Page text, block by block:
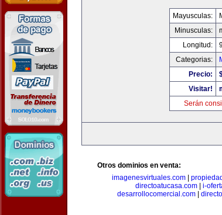
Mayusculas:
Minusculas:
Longitud:
Categorias:
Precio:
Visitar!
Serán
Otros dominios en venta:
imagenesvirtuales.com|
directoatucasa.com| i-
desarrollocomercial.com